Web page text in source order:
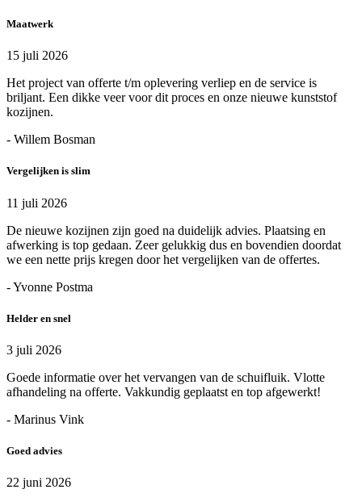
Maatwerk
15 juli 2026
Het project van offerte t/m oplevering verliep en de service is
briljant. Een dikke veer voor dit proces en onze nieuwe kunststof
kozijnen.
- Willem Bosman
Vergelijken is slim
11 juli 2026
De nieuwe kozijnen zijn goed na duidelijk advies. Plaatsing en
afwerking is top gedaan. Zeer gelukkig dus en bovendien doordat
we een nette prijs kregen door het vergelijken van de offertes.
- Yvonne Postma
Helder en snel
3 juli 2026
Goede informatie over het vervangen van de schuifluik. Vlotte
afhandeling na offerte. Vakkundig geplaatst en top afgewerkt!
- Marinus Vink
Goed advies
22 juni 2026